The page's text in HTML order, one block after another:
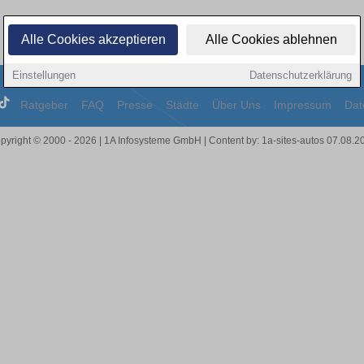
Alle Cookies akzeptieren Alle Cookies ablehnen
Einstellungen Datenschutzerklärung
Ratgeber FAQ Presse Städte Über Uns Impressum
© 2000 - 2026 | 1A Infosysteme GmbH | Content by: 1a-sites-autos